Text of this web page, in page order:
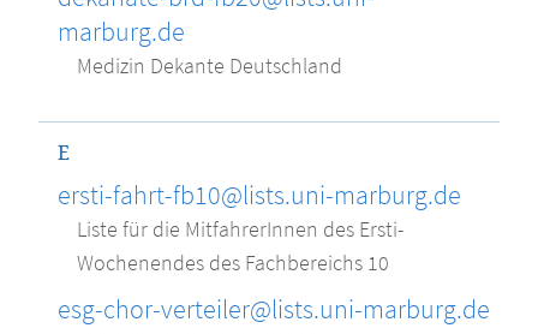
marburg.de
Medizin Dekante Deutschland
E
ersti-fahrt-fb10@lists.uni-marburg.de
Liste für die MitfahrerInnen des Ersti-
Wochenendes des Fachbereichs 10
esg-chor-verteiler@lists.uni-marburg.de